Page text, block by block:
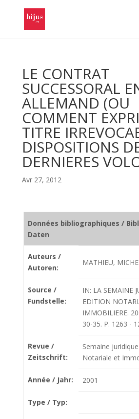
LE CONTRAT
SUCCESSORAL
ALLEMAND (OU
COMMENT
TITRE
DISPOSITIONS
DERNIERES
Avr 27, 2012
Données bibliographiques /
Daten
Auteurs /
Autoren:
MATHIEU,
Source /
Fundstelle:
IN: LA SEMAINE
EDITION
IMMOBILIERE.
30-35. P. 1263 -
Revue /
Zeitschrift:
Semaine
Notariale et
Année / Jahr: 2001
Type / Typ: